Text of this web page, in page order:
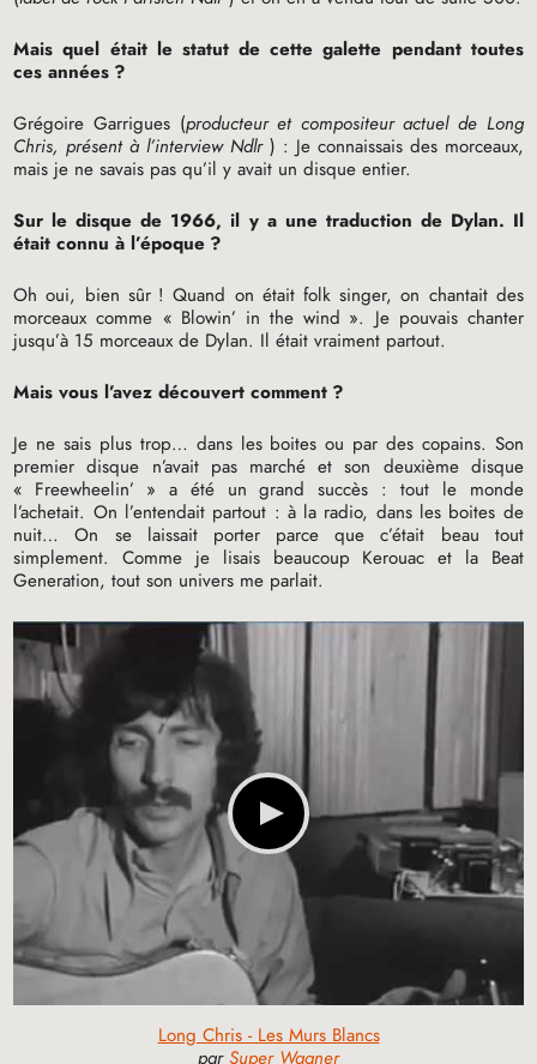
Mais quel était le statut de cette galette pendant toutes
ces années ?
Grégoire Garrigues (producteur et compositeur actuel de Long
Chris, présent à l’interview Ndlr ) : Je connaissais des morceaux,
mais je ne savais pas qu’il y avait un disque entier.
Sur le disque de 1966, il y a une traduction de Dylan. Il
était connu à l’époque ?
Oh oui, bien sûr ! Quand on était folk singer, on chantait des
morceaux comme « Blowin’ in the wind ». Je pouvais chanter
jusqu’à 15 morceaux de Dylan. Il était vraiment partout.
Mais vous l’avez découvert comment ?
Je ne sais plus trop… dans les boites ou par des copains. Son
premier disque n’avait pas marché et son deuxième disque
« Freewheelin’ » a été un grand succès : tout le monde
l’achetait. On l’entendait partout : à la radio, dans les boites de
nuit… On se laissait porter parce que c’était beau tout
simplement. Comme je lisais beaucoup Kerouac et la Beat
Generation, tout son univers me parlait.
Long Chris - Les Murs Blancs
parSuper Wagner